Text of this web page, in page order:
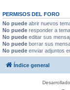
PERMISOS DEL FORO
No puede abrir nuevos
No puede responder a
No puede editar sus
No puede borrar sus
No puede enviar adjuntos
Índice general